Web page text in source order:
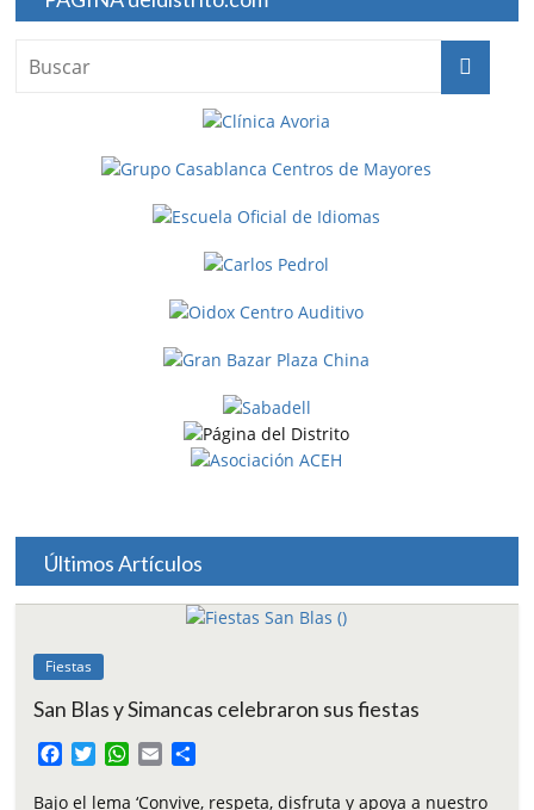
Últimos Artículos
Fiestas
San Blas y Simancas celebraron sus fiestas
c
i
W
a
a
m
Bajo el lema ‘Convive, respeta, disfruta y apoya a nuestro